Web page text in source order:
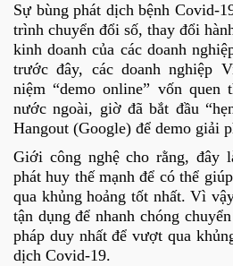
Sự bùng phát dịch bệnh Covid-
trình chuyển đổi số, thay đổi
kinh doanh của các doanh
trước đây, các doanh nghiệp
niệm “demo online” vốn quen
nước ngoài, giờ đã bắt đầu
Hangout (Google) để demo giải
Giới công nghệ cho rằng, đây
phát huy thế mạnh để có thể
qua khủng hoảng tốt nhất. Vì
tận dụng để nhanh chóng
pháp duy nhất để vượt qua
dịch Covid-19.